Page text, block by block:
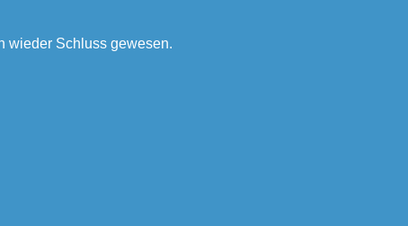
wieder Schluss gewesen.